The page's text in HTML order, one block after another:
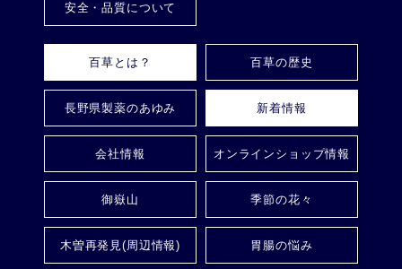
安全・品質について
百草とは？ 百草の歴史
長野県製薬のあゆみ 新着情報
会社情報 オンラインショップ情報
御嶽山 季節の花々
木曽再発見(周辺情報) 胃腸の悩み